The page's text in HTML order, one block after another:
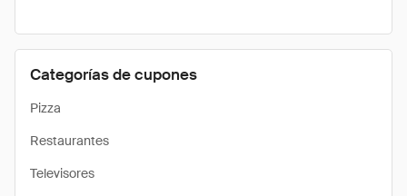
Categorías de cupones
Pizza
Restaurantes
Televisores